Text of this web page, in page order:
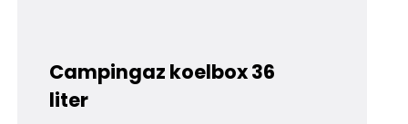
Campingaz koelbox 36
liter